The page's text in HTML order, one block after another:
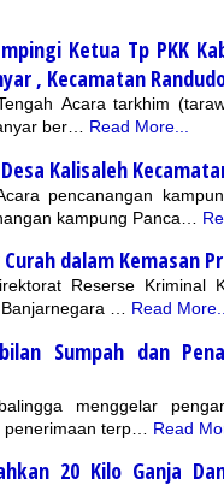
Ketua Tp PKK
, Kecamatan
Acara tarkhim
ber…
Read More...
Kalisaleh
pencanangan
kampung Panca…
dalam Kemasan
Reserse Kriminal
…
Read More...
Sumpah dan
menggelar
terp…
Read
20 Kilo Ganja